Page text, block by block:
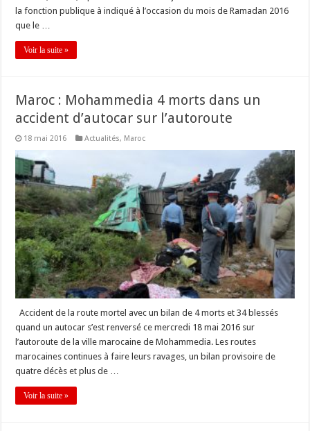
la fonction publique à indiqué à l’occasion du mois de Ramadan 2016
que le …
Voir la suite »
Maroc : Mohammedia 4 morts dans un
accident d’autocar sur l’autoroute
18 mai 2016 Actualités, Maroc
Accident de la route mortel avec un bilan de 4 morts et 34 blessés
quand un autocar s’est renversé ce mercredi 18 mai 2016 sur
l’autoroute de la ville marocaine de Mohammedia. Les routes
marocaines continues à faire leurs ravages, un bilan provisoire de
quatre décès et plus de …
Voir la suite »